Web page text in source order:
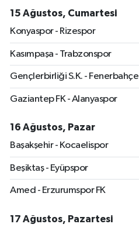
15 Ağustos, Cumartesi
Konyaspor - Rizespor
Kasımpaşa - Trabzonspor
Gençlerbirliği S.K. - Fenerbahçe
Gaziantep FK - Alanyaspor
16 Ağustos, Pazar
Başakşehir - Kocaelispor
Beşiktaş - Eyüpspor
Amed - Erzurumspor FK
17 Ağustos, Pazartesi